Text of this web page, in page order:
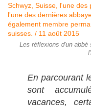
Les réflexions d'un
En parcourant
sont
vacances,